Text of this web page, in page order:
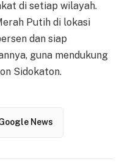
di setiap wilayah.
Putih di lokasi
dan siap
guna mendukung
Sidokaton.
News